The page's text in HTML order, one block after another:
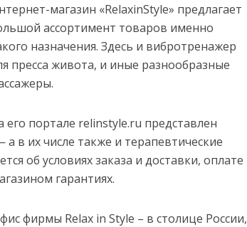
магазин «RelaxinStyle» предлагает
ассортимент товаров именно
назначения. Здесь и вибротренажер
пресса живота, и иные разнообразные
его портале relinstyle.ru представлен
в их числе также и терапевтические
об условиях заказа и доставки, оплате
гарантиях.
фирмы Relax in Style – в столице России,